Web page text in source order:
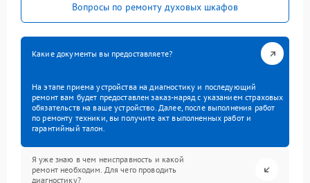
Вопросы по ремонту духовых шкафов
Какие документы вы предоставляете?
На этапе приема устройства на диагностику и последующий
ремонт вам будет предоставлен заказ-наряд с указанием страховых
обязательств на ваше устройство. Далее, после выполнения работ
по ремонту техники, вы получите акт выполненных работ и
гарантийный талон.
Я уже знаю в чем неисправность и какой
ремонт необходим. Для чего проводить
диагностику?